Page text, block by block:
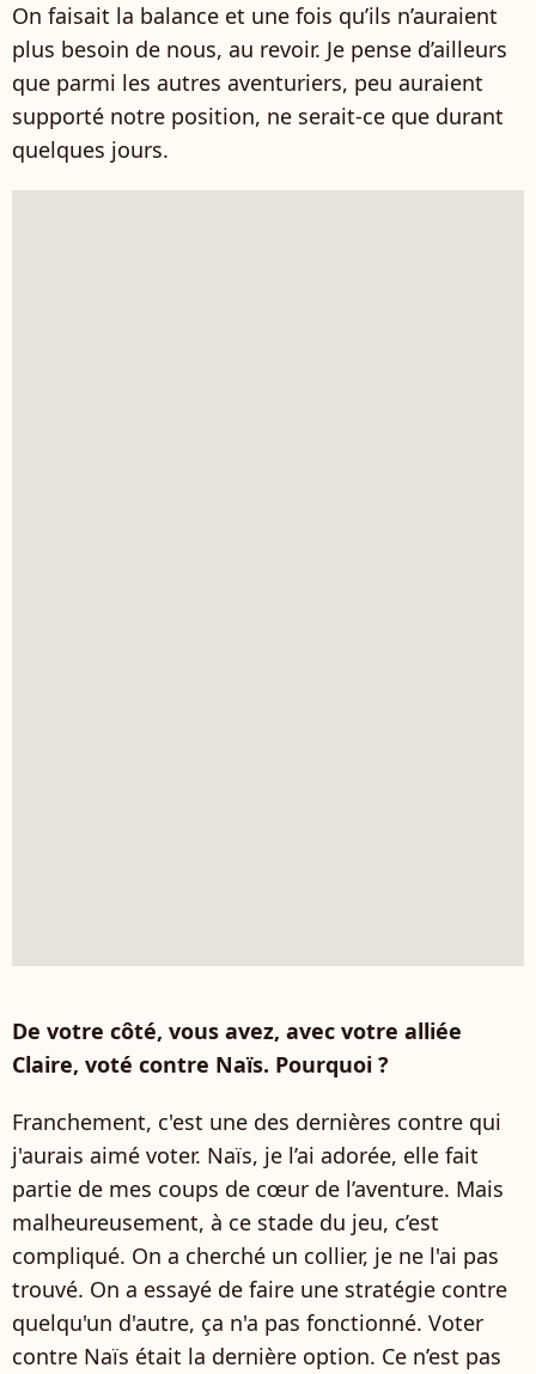
On faisait la balance et une fois qu’ils n’auraient
plus besoin de nous, au revoir. Je pense d’ailleurs
que parmi les autres aventuriers, peu auraient
supporté notre position, ne serait-ce que durant
quelques jours.
De votre côté, vous avez, avec votre alliée
Claire, voté contre Naïs. Pourquoi ?
Franchement, c'est une des dernières contre qui
j'aurais aimé voter. Naïs, je l’ai adorée, elle fait
partie de mes coups de cœur de l’aventure. Mais
malheureusement, à ce stade du jeu, c’est
compliqué. On a cherché un collier, je ne l'ai pas
trouvé. On a essayé de faire une stratégie contre
quelqu'un d'autre, ça n'a pas fonctionné. Voter
contre Naïs était la dernière option. Ce n’est pas